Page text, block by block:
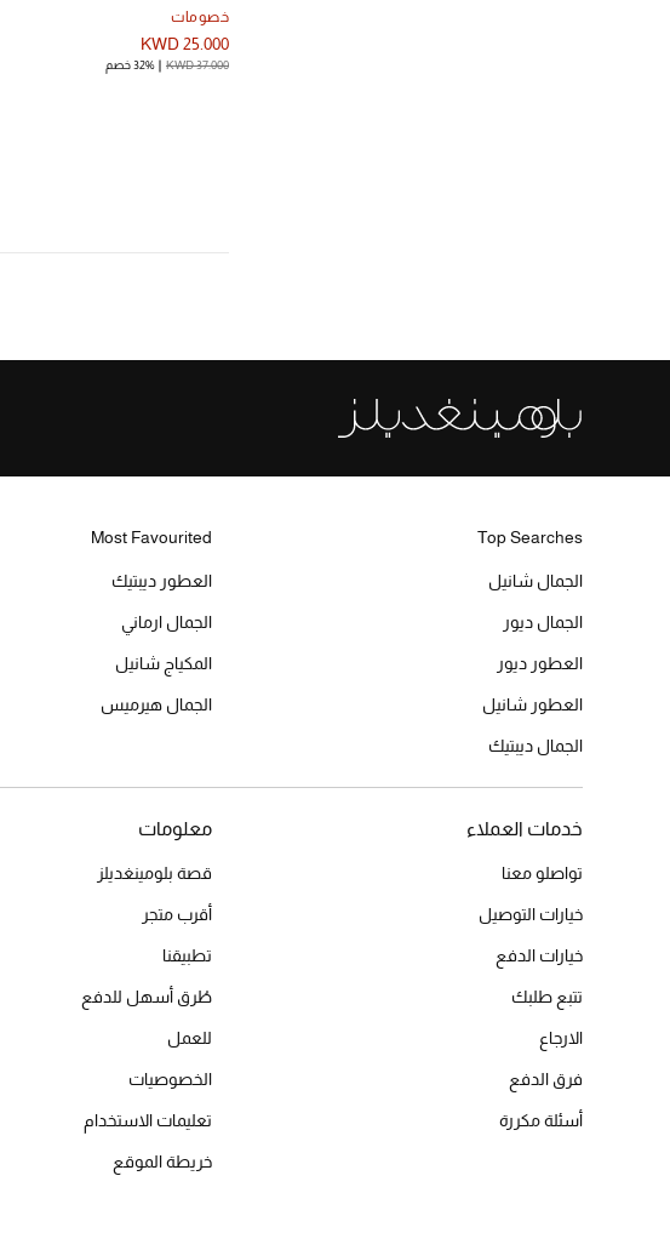
خصومات
KWD 25.000
KWD 37.000 32% خصم
Top Searches
الجمال شانيل
الجمال ديور
العطور ديور
العطور شانيل
الجمال ديبتيك
Most Favourited
العطور ديبتيك
الجمال ارماني
المكياج شانيل
الجمال هيرميس
خدمات العملاء
تواصلو معنا
خيارات التوصيل
خيارات الدفع
تتبع طلبك
الارجاع
فرق الدفع
أسئلة مكررة
معلومات
قصة بلومينغديلز
أقرب متجر
تطبيقنا
طُرق أسهل للدفع
للعمل
الخصوصيات
تعليمات الاستخدام
خريطة الموقع